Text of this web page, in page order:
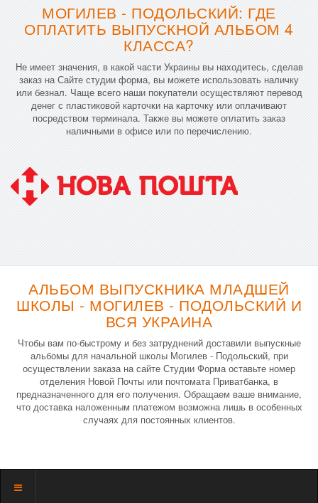
МОГИЛЕВ - ПОДОЛЬСКИЙ: ГДЕ
ОПЛАТИТЬ ВЫПУСКНОЙ АЛЬБОМ 4
КЛАССА?
Не имеет значения, в какой части Украины вы находитесь, сделав
заказ на Сайте студии форма, вы можете использовать наличку
или безнал. Чаще всего наши покупатели осуществляют перевод
денег с пластиковой карточки на карточку или оплачивают
посредством терминала. Также вы можете оплатить заказ
наличными в офисе или по перечислению.
АЛЬБОМ ВЫПУСКНИКА МЛАДШЕЙ
ШКОЛЫ - МОГИЛЕВ - ПОДОЛЬСКИЙ И
ВСЯ УКРАИНА
Чтобы вам по-быстрому и без затруднений доставили выпускные
альбомы для начальной школы Могилев - Подольский, при
осуществлении заказа на сайте Студии Форма оставьте номер
отделения Новой Почты или почтомата Приватбанка, в
предназначенного для его получения. Обращаем ваше внимание,
что доставка наложенным платежом возможна лишь в особенных
случаях для постоянных клиентов.
Показать